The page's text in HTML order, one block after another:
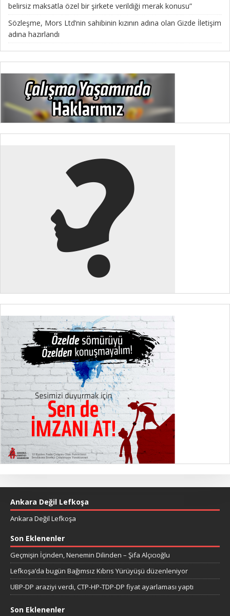
belirsiz maksatla özel bir şirkete verildiği merak konusu”
Sözleşme, Mors Ltd’nin sahibinin kızının adına olan Gizde İletişim
adına hazırlandı
Ankara Değil Lefkoşa
Ankara Değil Lefkoşa
Son Eklenenler
Geçmişin İçinden, Nenemin Dilinden – Şifa Alçıcıoğlu
Lefkoşa’da bugün Bağımsız Kıbrıs Yürüyüşü düzenleniyor
UBP-DP araziyi verdi, CTP-HP-TDP-DP fiyat ayarlaması yaptı
Son Eklenenler